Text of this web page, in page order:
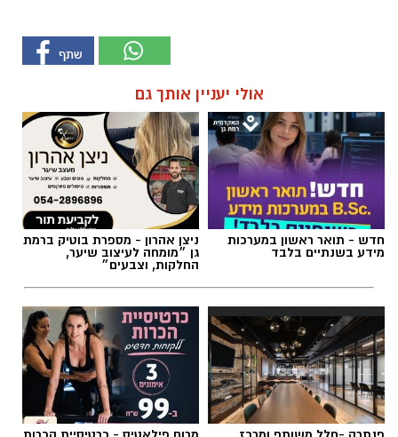
חדש - תואר ראשון במערכות
מידע בשנתיים בלבד
ניצן אהרון - מספרת בוטיק ברמת
גן ״מומחה לעיצוב שיער,
החלקות, וצבעים״
פנתרה -חלל משותף ומרכז
לאירועים עסקיים ופרטיים ועוד
לפרטים לחצו >>
מרום פילאטיס - כרטיסיית הכרות
ללקוחות חדשים
לייף סטייל